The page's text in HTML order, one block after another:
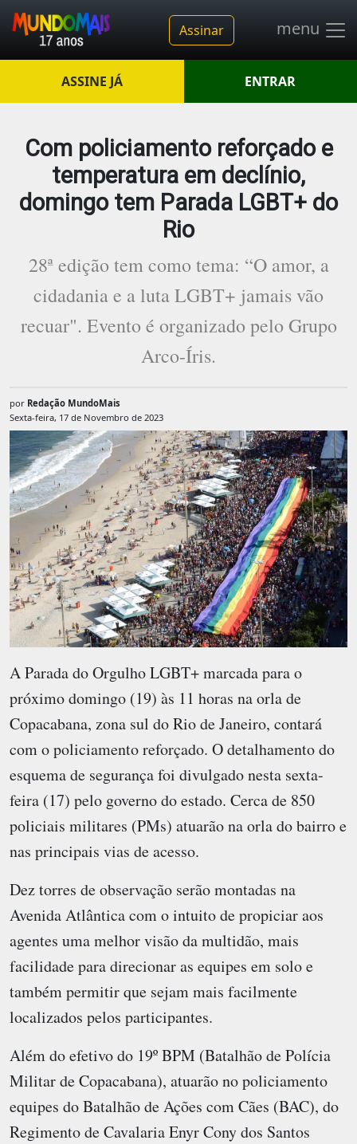
Assinar menu
ASSINE JÁ ENTRAR
Com policiamento reforçado e
temperatura em declínio,
domingo tem Parada LGBT+ do
Rio
28ª edição tem como tema: “O amor, a
cidadania e a luta LGBT+ jamais vão
recuar". Evento é organizado pelo Grupo
Arco-Íris.
por Redação MundoMais
Sexta-feira, 17 de Novembro de 2023
A Parada do Orgulho LGBT+ marcada para o
próximo domingo (19) às 11 horas na orla de
Copacabana, zona sul do Rio de Janeiro, contará
com o policiamento reforçado. O detalhamento do
esquema de segurança foi divulgado nesta sexta-
feira (17) pelo governo do estado. Cerca de 850
policiais militares (PMs) atuarão na orla do bairro e
nas principais vias de acesso.
Dez torres de observação serão montadas na
Avenida Atlântica com o intuito de propiciar aos
agentes uma melhor visão da multidão, mais
facilidade para direcionar as equipes em solo e
também permitir que sejam mais facilmente
localizados pelos participantes.
Além do efetivo do 19º BPM (Batalhão de Polícia
Militar de Copacabana), atuarão no policiamento
equipes do Batalhão de Ações com Cães (BAC), do
Regimento de Cavalaria Enyr Cony dos Santos